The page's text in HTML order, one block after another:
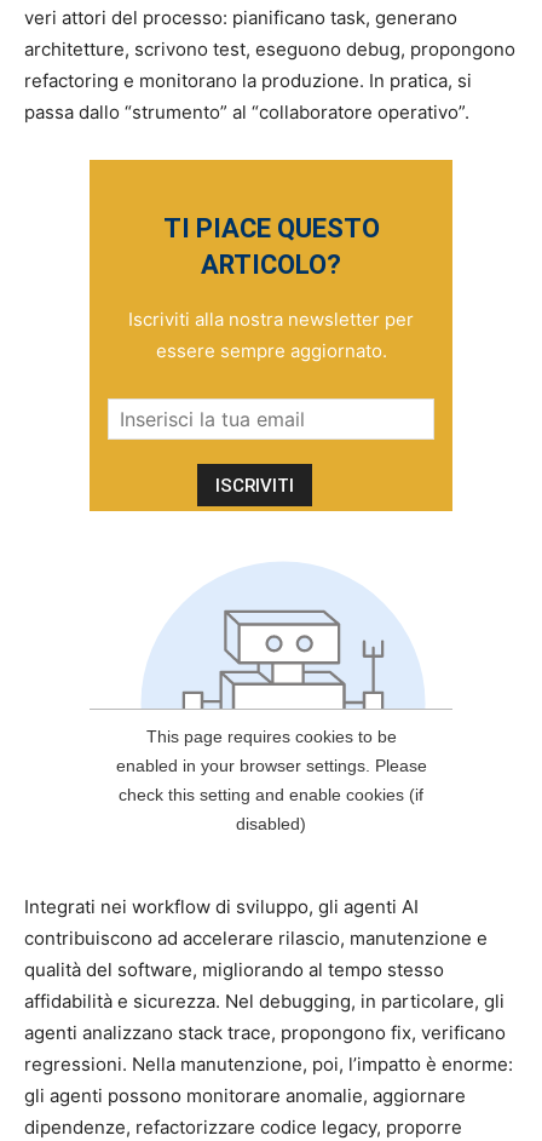
veri attori del processo: pianificano task, generano
architetture, scrivono test, eseguono debug, propongono
refactoring e monitorano la produzione. In pratica, si
passa dallo “strumento” al “collaboratore operativo”.
TI PIACE QUESTO
ARTICOLO?
Iscriviti alla nostra newsletter per
essere sempre aggiornato.
Integrati nei workflow di sviluppo, gli agenti AI
contribuiscono ad accelerare rilascio, manutenzione e
qualità del software, migliorando al tempo stesso
affidabilità e sicurezza. Nel debugging, in particolare, gli
agenti analizzano stack trace, propongono fix, verificano
regressioni. Nella manutenzione, poi, l’impatto è enorme:
gli agenti possono monitorare anomalie, aggiornare
dipendenze, refactorizzare codice legacy, proporre